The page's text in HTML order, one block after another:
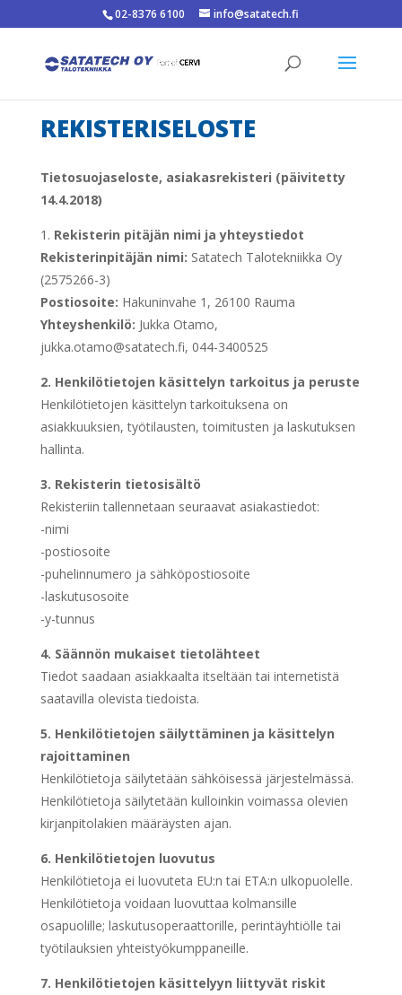
02-8376 6100 info@satatech.fi
REKISTERISELOSTE
Tietosuojaseloste, asiakasrekisteri (päivitetty
14.4.2018)
1. Rekisterin pitäjän nimi ja yhteystiedot
Rekisterinpitäjän nimi: Satatech Talotekniikka Oy
(2575266-3)
Postiosoite: Hakuninvahe 1, 26100 Rauma
Yhteyshenkilö: Jukka Otamo,
jukka.otamo@satatech.fi, 044-3400525
2. Henkilötietojen käsittelyn tarkoitus ja peruste
Henkilötietojen käsittelyn tarkoituksena on
asiakkuuksien, työtilausten, toimitusten ja laskutuksen
hallinta.
3. Rekisterin tietosisältö
Rekisteriin tallennetaan seuraavat asiakastiedot:
-nimi
-postiosoite
-puhelinnumero ja sähköpostiosoite
-laskutusosoite
-y-tunnus
4. Säännön mukaiset tietolähteet
Tiedot saadaan asiakkaalta itseltään tai internetistä
saatavilla olevista tiedoista.
5. Henkilötietojen säilyttäminen ja käsittelyn
rajoittaminen
Henkilötietoja säilytetään sähköisessä järjestelmässä.
Henkilötietoja säilytetään kulloinkin voimassa olevien
kirjanpitolakien määräysten ajan.
6. Henkilötietojen luovutus
Henkilötietoja ei luovuteta EU:n tai ETA:n ulkopuolelle.
Henkilötietoja voidaan luovuttaa kolmansille
osapuolille; laskutusoperaattorille, perintäyhtiölle tai
työtilauksien yhteistyökumppaneille.
7. Henkilötietojen käsittelyyn liittyvät riskit